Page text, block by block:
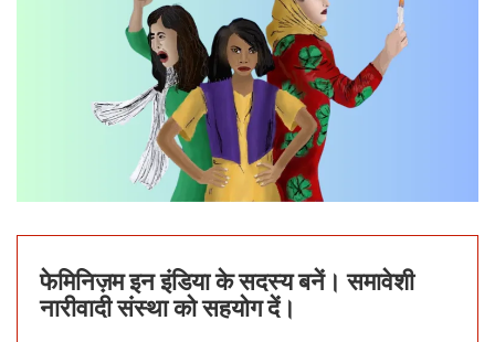
फेमिनिज़म इन इंडिया के सदस्य बनें। समावेशी
नारीवादी संस्था को सहयोग दें।